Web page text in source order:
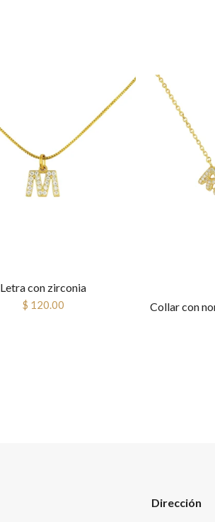
Letra con zirconia
$ 120.00
Dirección